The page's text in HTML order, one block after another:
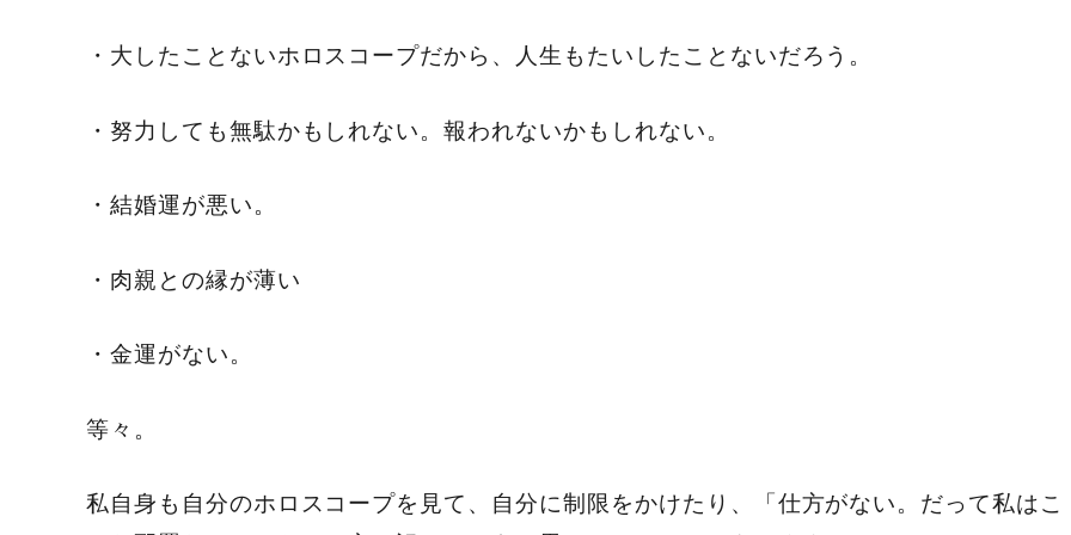
・大したことないホロスコープだから、人生もたいしたことないだろう。
・努力しても無駄かもしれない。報われないかもしれない。
・結婚運が悪い。
・肉親との縁が薄い
・金運がない。
等々。
私自身も自分のホロスコープを見て、自分に制限をかけたり、「仕方がない。だって私はこ